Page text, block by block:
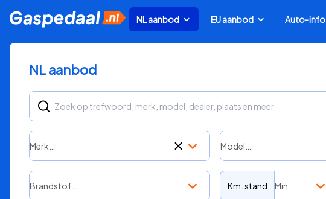
NL aanbod EU aanbod Auto-info
NL aanbod
Merk… Model…
Brandstof… Km. stand Min